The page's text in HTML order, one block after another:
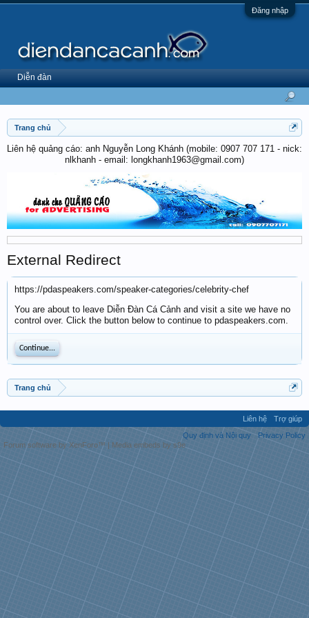
Đăng nhập
Trang chủ
Liên hệ quảng cáo: anh Nguyễn Long Khánh (mobile: 0907 707 171 - nick:
nlkhanh - email: longkhanh1963@gmail.com)
External Redirect
https://pdaspeakers.com/speaker-categories/celebrity-chef
You are about to leave Diễn Đàn Cá Cảnh and visit a site we have no
control over. Click the button below to continue to pdaspeakers.com.
Continue...
Trang chủ
Diễn đàn
Liên hệ
Trợ giúp
Quy định và Nội quy
Privacy Policy
Forum software by XenForo™ | Media embeds by s9e